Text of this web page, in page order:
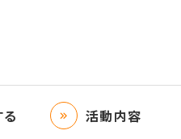
活動内容